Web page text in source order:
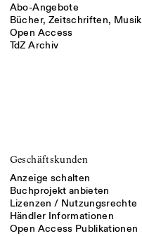
Abo-Angebote
Bücher, Zeitschriften, Musik
Open Access
TdZ Archiv
Geschäftskunden
Anzeige schalten
Buchprojekt anbieten
Lizenzen / Nutzungsrechte
Händler Informationen
Open Access Publikationen